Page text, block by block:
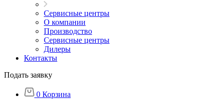
Сервисные центры
О компании
Производство
Сервисные центры
Дилеры
Контакты
Подать заявку
0 Корзина